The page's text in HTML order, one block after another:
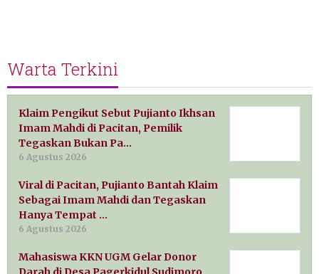
Warta Terkini
Klaim Pengikut Sebut Pujianto Ikhsan
Imam Mahdi di Pacitan, Pemilik
Tegaskan Bukan Pa…
6 Agustus 2026
Viral di Pacitan, Pujianto Bantah Klaim
Sebagai Imam Mahdi dan Tegaskan
Hanya Tempat …
6 Agustus 2026
Mahasiswa KKN UGM Gelar Donor